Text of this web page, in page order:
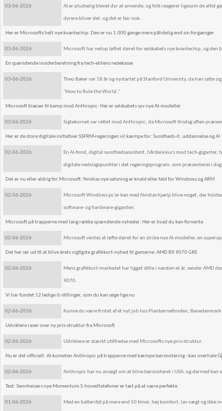
03-06-2026 AI er pludselig blevet dyr at anvende, og folk reagerer ligesom de altid
dyrere bliver det, og det er fair nok.
Her er Microsofts helt nye kvantechip: Den er nu 1.000 gange mere pålidelig end sin forgænger
03-06-2026 Microsoft har netop løftet sløret for selskabets nye kvantechip, og
En spændende insiderberetning fra tech-elitens redekasse
03-06-2026 Theo Baker var 18 år og nystartet på Stanford University, da han satte
"How to Rule the World."
Microsoft blæser til kamp mod Anthropic: Her er selskabets syv nye AI-modeller
03-06-2026 Sigtekornet var rettet mod Anthropic, da Microsoft tirsdag aften
Her er de store digitale initiativer SSFRM-regeringen vil kæmpe for: Sundheds-it, uddannelse og AI
02-06-2026 En AI-fond, digital sundhedsassistent, hårdere kurs mod tech-
digitale nedslagspunkter i det regeringsprogram, som præsenteres i
Det er nu eller aldrig for Microsoft: Nvidias nye satsning er knald eller fald for Windows og ARM
02-06-2026 Microsoft Windows pc'er kan med Nvidias hjælp blive noget, der
software- og hardware-giganten.
Microsoft på trapperne med lang række spændende nyheder: Her er hvad du kan forvente
02-06-2026 Microsoft ventes at løfte sløret for en stribe nye AI-modeller, en
Det her ser ud til at blive årets vigtigste grafikkort-nyhed til gamerne: AMD RX 9070 GRE
02-06-2026 Mens grafikkort-markedet har ligget stille i næsten et år, sender AMD
9070.
Vi har fundet 12 ledige it-stillinger, som du kan søge lige nu
02-06-2026 Kunne du være fristet af et nyt job hos Planbørnefonden,
Udviklere raser over ny pris-struktur fra Microsoft
02-06-2026 Udviklere er stærkt utilfredse med Microsofts nye pris-struktur.
Nu er det officielt: AI-kometen Anthropic på trapperne med kæmpe børsnotering - kan overhale
02-06-2026 Anthropic har nu ansøgt om at blive børsnoteret i USA, og dermed
Test: Sennheisers nye Momentum 5-hovedtelefoner er tæt på at være perfekte
01-06-2026 Med en batteritid på mere end 50 timer, høj komfort, lav vægt og ikke